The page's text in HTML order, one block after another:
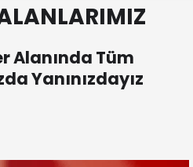
Alanında Tüm
Yanınızdayız